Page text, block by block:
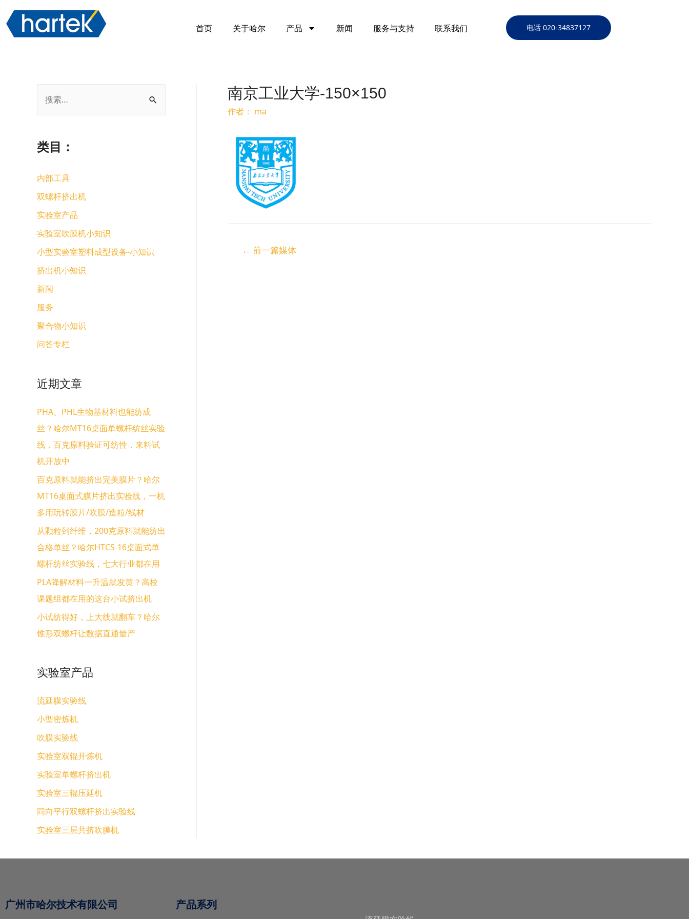
首页 关于哈尔 产品 新闻 服务与支持 联系我们 电话 020-34837127
类目：
内部工具
双螺杆挤出机
实验室产品
实验室吹膜机小知识
小型实验室塑料成型设备-小知识
挤出机小知识
新闻
服务
聚合物小知识
问答专栏
近期文章
PHA、PHL生物基材料也能纺成
丝？哈尔MT16桌面单螺杆纺丝实验
线，百克原料验证可纺性，来料试
机开放中
百克原料就能挤出完美膜片？哈尔
MT16桌面式膜片挤出实验线，一机
多用玩转膜片/吹膜/造粒/线材
从颗粒到纤维，200克原料就能纺出
合格单丝？哈尔HTCS-16桌面式单
螺杆纺丝实验线，七大行业都在用
PLA降解材料一升温就发黄？高校
课题组都在用的这台小试挤出机
小试纺得好，上大线就翻车？哈尔
锥形双螺杆让数据直通量产
实验室产品
流延膜实验线
小型密炼机
吹膜实验线
实验室双辊开炼机
实验室单螺杆挤出机
实验室三辊压延机
同向平行双螺杆挤出实验线
实验室三层共挤吹膜机
南京工业大学-150×150
作者： ma
← 前一篇媒体
广州市哈尔技术有限公司
产品系列